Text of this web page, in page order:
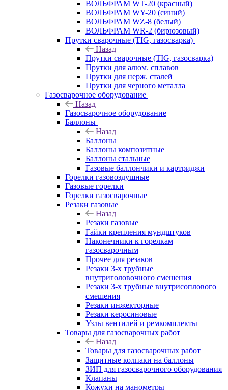
ВОЛЬФРАМ WT-20 (красный)
ВОЛЬФРАМ WY-20 (синий)
ВОЛЬФРАМ WZ-8 (белый)
ВОЛЬФРАМ WR-2 (бирюзовый)
Прутки сварочные (TIG, газосварка)
Назад
Прутки сварочные (TIG, газосварка)
Прутки для алюм. сплавов
Прутки для нерж. сталей
Прутки для черного металла
Газосварочное оборудование
Назад
Газосварочное оборудование
Баллоны
Назад
Баллоны
Баллоны композитные
Баллоны стальные
Газовые баллончики и картриджи
Горелки газовоздушные
Газовые горелки
Горелки газосварочные
Резаки газовые
Назад
Резаки газовые
Гайки крепления мундштуков
Наконечники к горелкам
газосварочным
Прочее для резаков
Резаки 3-х трубные
внутриголовочного смешения
Резаки 3-х трубные внутрисоплового
смешения
Резаки инжекторные
Резаки керосиновые
Узлы вентилей и ремкомплекты
Товары для газосварочных работ
Назад
Товары для газосварочных работ
Защитные колпаки на баллоны
ЗИП для газосварочного оборудования
Клапаны
Кожухи на манометры